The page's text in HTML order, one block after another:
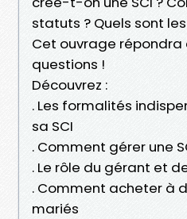
statuts ? Quels sont
Cet ouvrage répondra
questions !
Découvrez :
. Les formalités
sa SCI
. Comment gérer une
. Le rôle du gérant et
. Comment acheter à
mariés